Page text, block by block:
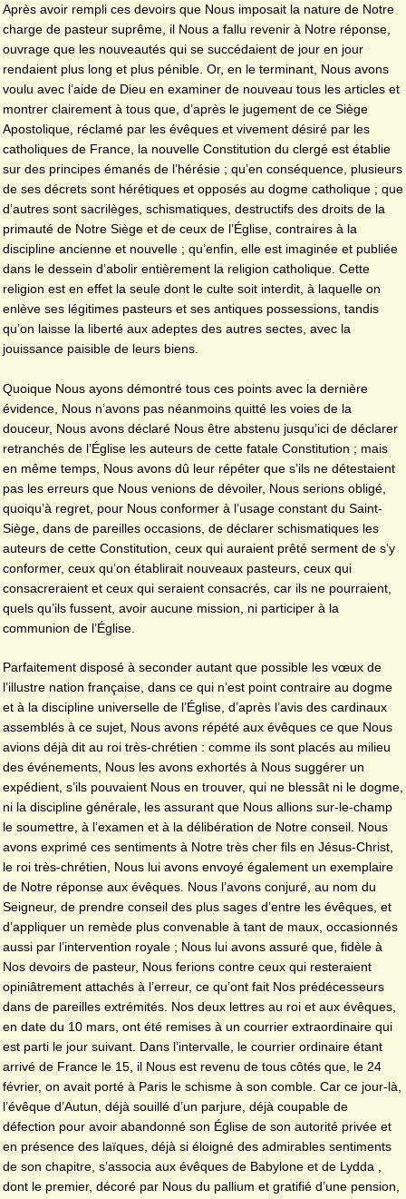
Après avoir rempli ces devoirs que Nous imposait la nature de Notre
charge de pasteur suprême, il Nous a fallu revenir à Notre réponse,
ouvrage que les nouveautés qui se succédaient de jour en jour
rendaient plus long et plus pénible. Or, en le terminant, Nous avons
voulu avec l’aide de Dieu en examiner de nouveau tous les articles et
montrer clairement à tous que, d’après le jugement de ce Siège
Apostolique, réclamé par les évêques et vivement désiré par les
catholiques de France, la nouvelle Constitution du clergé est établie
sur des principes émanés de l’hérésie ; qu’en conséquence, plusieurs
de ses décrets sont hérétiques et opposés au dogme catholique ; que
d’autres sont sacrilèges, schismatiques, destructifs des droits de la
primauté de Notre Siège et de ceux de l’Église, contraires à la
discipline ancienne et nouvelle ; qu’enfin, elle est imaginée et publiée
dans le dessein d’abolir entièrement la religion catholique. Cette
religion est en effet la seule dont le culte soit interdit, à laquelle on
enlève ses légitimes pasteurs et ses antiques possessions, tandis
qu’on laisse la liberté aux adeptes des autres sectes, avec la
jouissance paisible de leurs biens.
Quoique Nous ayons démontré tous ces points avec la dernière
évidence, Nous n’avons pas néanmoins quitté les voies de la
douceur, Nous avons déclaré Nous être abstenu jusqu’ici de déclarer
retranchés de l’Église les auteurs de cette fatale Constitution ; mais
en même temps, Nous avons dû leur répéter que s’ils ne détestaient
pas les erreurs que Nous venions de dévoiler, Nous serions obligé,
quoiqu’à regret, pour Nous conformer à l’usage constant du Saint-
Siège, dans de pareilles occasions, de déclarer schismatiques les
auteurs de cette Constitution, ceux qui auraient prêté serment de s’y
conformer, ceux qu’on établirait nouveaux pasteurs, ceux qui
consacreraient et ceux qui seraient consacrés, car ils ne pourraient,
quels qu’ils fussent, avoir aucune mission, ni participer à la
communion de l’Église.
Parfaitement disposé à seconder autant que possible les vœux de
l’illustre nation française, dans ce qui n’est point contraire au dogme
et à la discipline universelle de l’Église, d’après l’avis des cardinaux
assemblés à ce sujet, Nous avons répété aux évêques ce que Nous
avions déjà dit au roi très-chrétien : comme ils sont placés au milieu
des événements, Nous les avons exhortés à Nous suggérer un
expédient, s’ils pouvaient Nous en trouver, qui ne blessât ni le dogme,
ni la discipline générale, les assurant que Nous allions sur-le-champ
le soumettre, à l’examen et à la délibération de Notre conseil. Nous
avons exprimé ces sentiments à Notre très cher fils en Jésus-Christ,
le roi très-chrétien, Nous lui avons envoyé également un exemplaire
de Notre réponse aux évêques. Nous l’avons conjuré, au nom du
Seigneur, de prendre conseil des plus sages d’entre les évêques, et
d’appliquer un remède plus convenable à tant de maux, occasionnés
aussi par l’intervention royale ; Nous lui avons assuré que, fidèle à
Nos devoirs de pasteur, Nous ferions contre ceux qui resteraient
opiniâtrement attachés à l’erreur, ce qu’ont fait Nos prédécesseurs
dans de pareilles extrémités. Nos deux lettres au roi et aux évêques,
en date du 10 mars, ont été remises à un courrier extraordinaire qui
est parti le jour suivant. Dans l’intervalle, le courrier ordinaire étant
arrivé de France le 15, il Nous est revenu de tous côtés que, le 24
février, on avait porté à Paris le schisme à son comble. Car ce jour-là,
l’évêque d’Autun, déjà souillé d’un parjure, déjà coupable de
défection pour avoir abandonné son Église de son autorité privée et
en présence des laïques, déjà si éloigné des admirables sentiments
de son chapitre, s’associa aux évêques de Babylone et de Lydda ,
dont le premier, décoré par Nous du pallium et gratifié d’une pension,